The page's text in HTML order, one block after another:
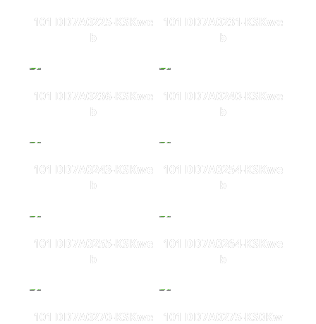
101 DD7A0225-KSKwe
b
101 DD7A0231-KSKwe
b
101 DD7A0236-KSKwe
b
101 DD7A0240-KSKwe
b
101 DD7A0243-KSKwe
b
101 DD7A0254-KSKwe
b
101 DD7A0255-KSKwe
b
101 DD7A0264-KSKwe
b
101 DD7A0270-KSKwe
101 DD7A0275-KS0Kw